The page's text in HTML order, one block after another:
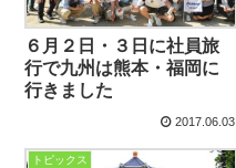
６月２日・３日に社員旅
行で九州は熊本・福岡に
行きました
2017.06.03
トピックス